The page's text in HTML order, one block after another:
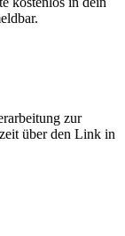
zur
über den Link in